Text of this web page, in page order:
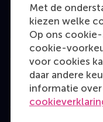
Met de
kiezen welke
Op ons
cookie-
voor cookies
daar andere
informatie
Bachelor
Master
Executive
Programme finder